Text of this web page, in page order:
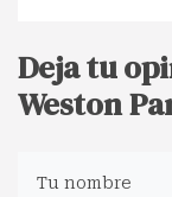
Deja tu
Weston
Tu nombre